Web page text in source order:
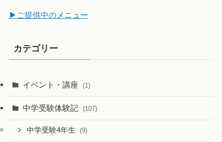
▶ご提供中のメニュー
カテゴリー
イベント・講座 (1)
中学受験体験記 (107)
中学受験4年生 (9)